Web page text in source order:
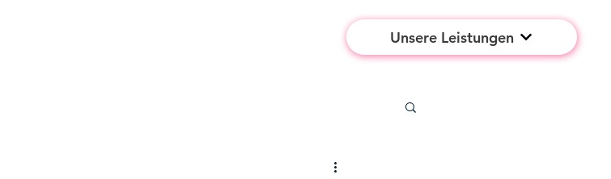
Unsere Leistungen